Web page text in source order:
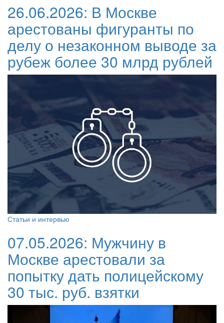
26.06.2026: В Москве
арестованы фигуранты по
делу о незаконном выводе за
рубеж более 30 млрд рублей
Статьи и интервью
07.05.2026: Мужчину в
Москве арестовали за
попытку дать полицейскому
30 тыс. руб. взятки